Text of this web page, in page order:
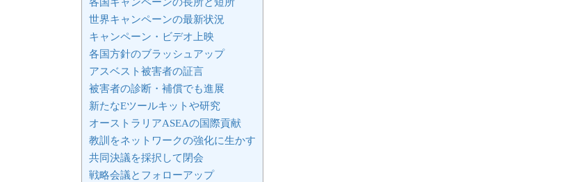
世界キャンペーンの最新状況
キャンペーン・ビデオ上映
各国方針のブラッシュアップ
アスベスト被害者の証言
被害者の診断・補償でも進展
新たなEツールキットや研究
オーストラリアASEAの国際貢献
教訓をネットワークの強化に生かす
共同決議を採択して閉会
戦略会議とフォローアップ